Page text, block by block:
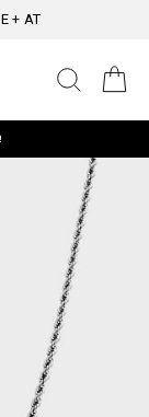
+ AT
SUCHE